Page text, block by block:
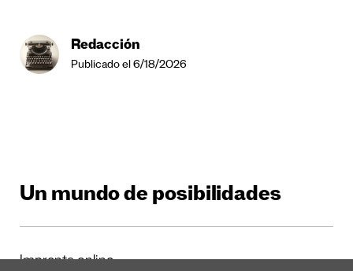
Redacción
Publicado el 6/18/2026
Un mundo de posibilidades
Imprenta online